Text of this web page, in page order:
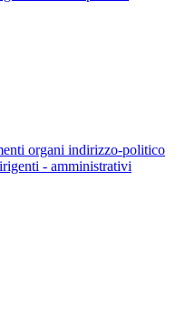
organi indirizzo-politico
- amministrativi